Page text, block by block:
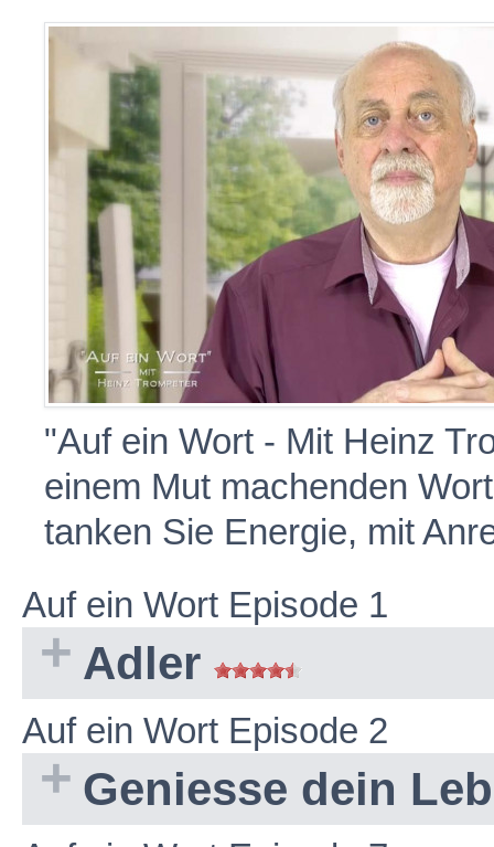
"Auf ein Wort - Mit Heinz
einem Mut machenden
tanken Sie Energie, mit
Auf ein Wort Episode 1
Adler
Auf ein Wort Episode 2
Geniesse dein